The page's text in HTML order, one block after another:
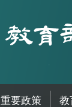
重要政策 教